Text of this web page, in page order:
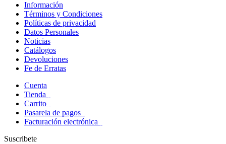
Información
Términos y Condiciones
Políticas de privacidad
Datos Personales
Noticias
Catálogos
Devoluciones
Fe de Erratas
Cuenta
Tienda
Carrito
Pasarela de pagos
Facturación electrónica
Suscribete